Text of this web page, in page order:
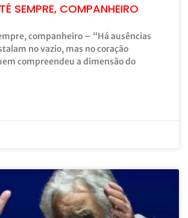
SEMPRE, COMPANHEIRO
companheiro – “Há ausências
no vazio, mas no coração
compreendeu a dimensão do